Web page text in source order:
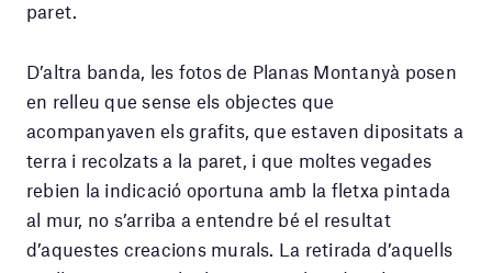
paret.
D’altra banda, les fotos de Planas Montanyà posen
en relleu que sense els objectes que
acompanyaven els grafits, que estaven dipositats a
terra i recolzats a la paret, i que moltes vegades
rebien la indicació oportuna amb la fletxa pintada
al mur, no s’arriba a entendre bé el resultat
d’aquestes creacions murals. La retirada d’aquells